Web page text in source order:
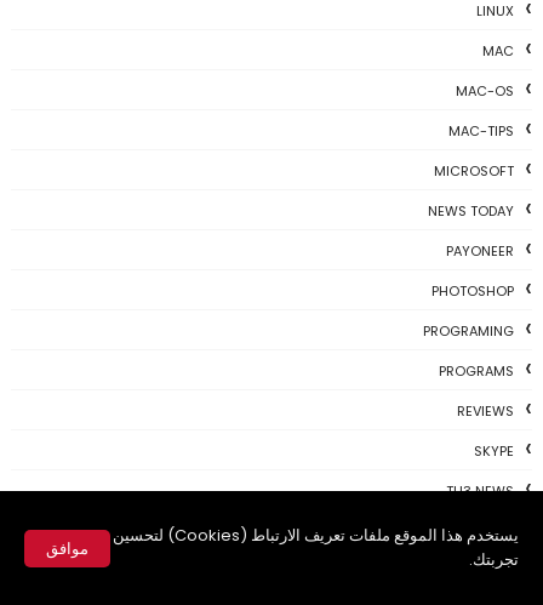
يستخدم هذا الموقع ملفات تعريف الارتباط (Cookies) لتحسين
تجربتك.
موافق
LINUX
MAC
MAC-OS
MAC-TIPS
MICROSOFT
NEWS TODAY
PAYONEER
PHOTOSHOP
PROGRAMING
PROGRAMS
REVIEWS
SKYPE
TH3 NEWS
TIPS
TSU